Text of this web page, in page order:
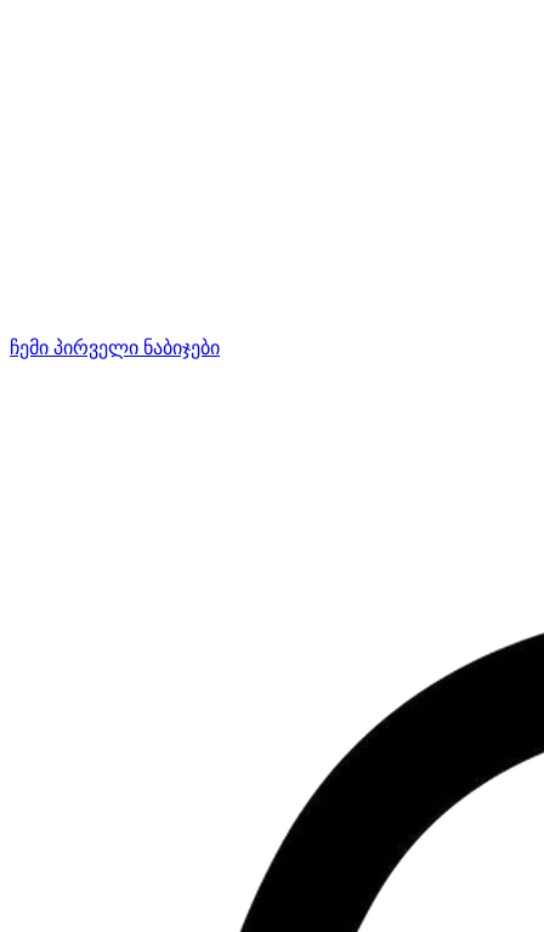
ჩემი პირველი ნაბიჯები